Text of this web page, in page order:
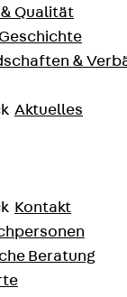
Qualität
&
Aktuelles
Kontakt
Beratung